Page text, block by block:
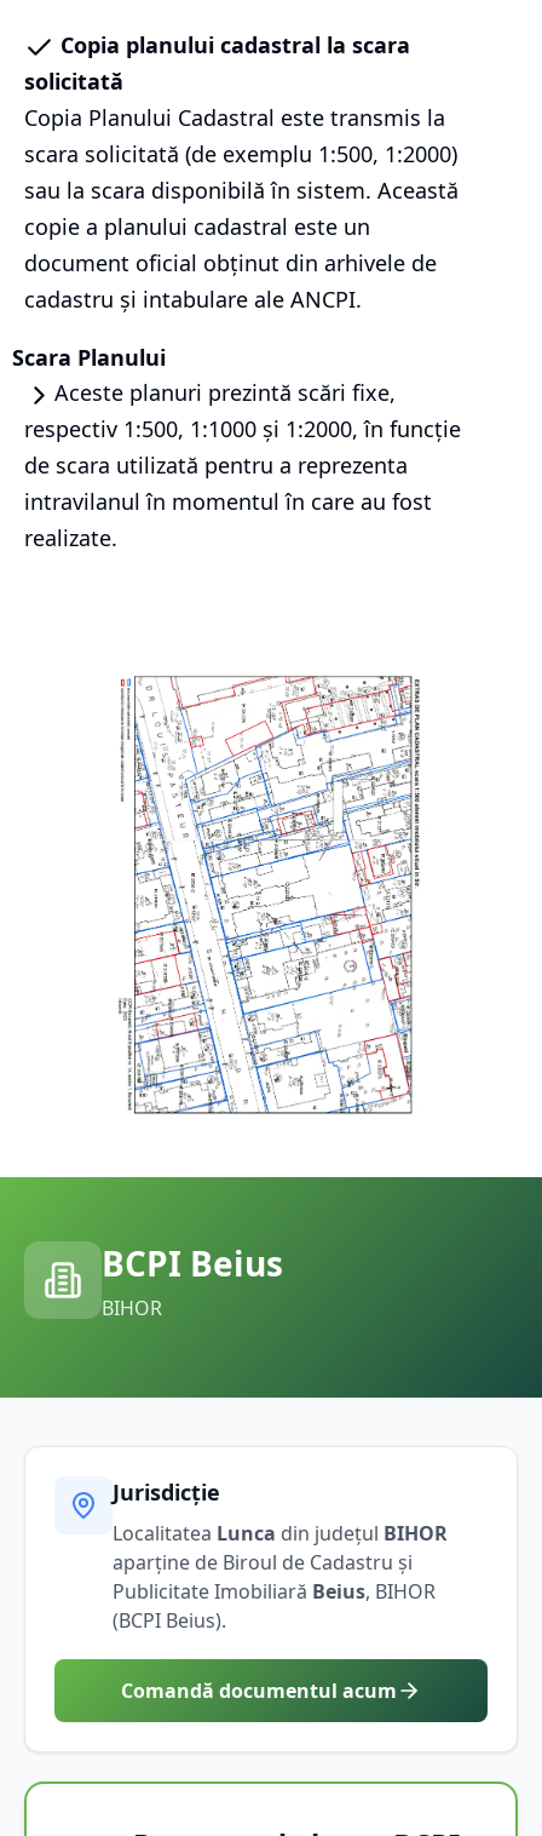
Copia planului cadastral la scara
solicitată
Copia Planului Cadastral este transmis la
scara solicitată (de exemplu 1:500, 1:2000)
sau la scara disponibilă în sistem. Această
copie a planului cadastral este un
document oficial obținut din arhivele de
cadastru și intabulare ale ANCPI.
Scara Planului
Aceste planuri prezintă scări fixe,
respectiv 1:500, 1:1000 și 1:2000, în funcție
de scara utilizată pentru a reprezenta
intravilanul în momentul în care au fost
realizate.
BCPI Beius
BIHOR
Jurisdicție
Localitatea Lunca din județul BIHOR
aparține de Biroul de Cadastru și
Publicitate Imobiliară Beius, BIHOR
(BCPI Beius).
Comandă documentul acum